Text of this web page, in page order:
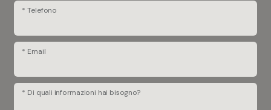
* Telefono
* Email
* Di quali informazioni hai bisogno?